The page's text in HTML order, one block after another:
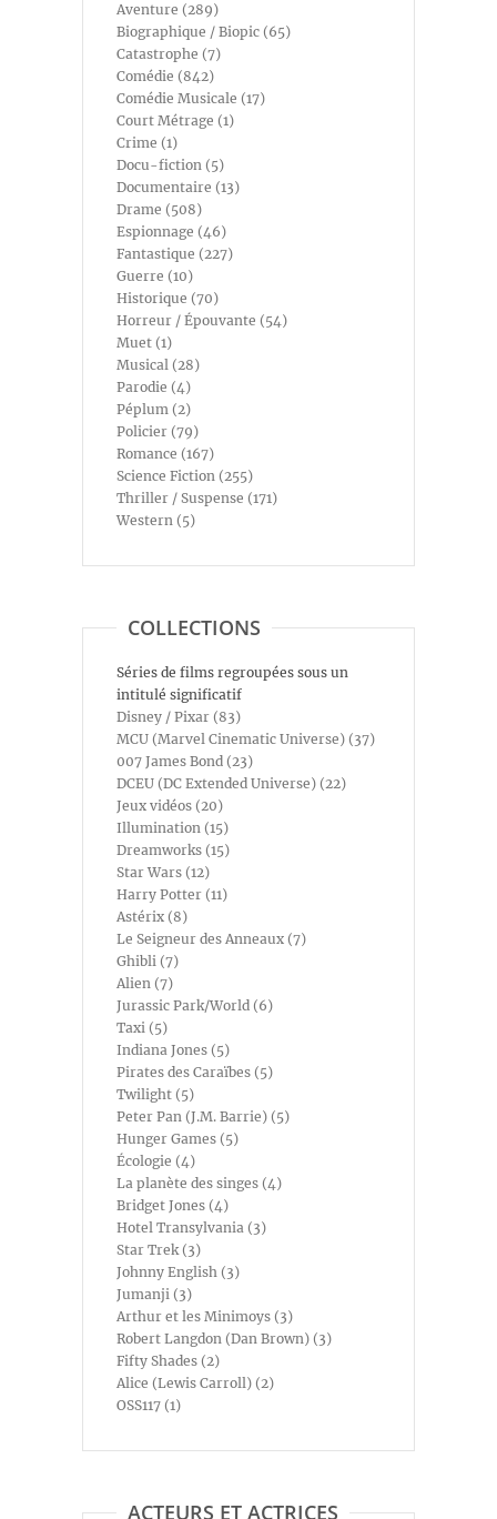
Aventure (289)
Biographique / Biopic (65)
Catastrophe (7)
Comédie (842)
Comédie Musicale (17)
Court Métrage (1)
Crime (1)
Docu-fiction (5)
Documentaire (13)
Drame (508)
Espionnage (46)
Fantastique (227)
Guerre (10)
Historique (70)
Horreur / Épouvante (54)
Muet (1)
Musical (28)
Parodie (4)
Péplum (2)
Policier (79)
Romance (167)
Science Fiction (255)
Thriller / Suspense (171)
Western (5)
COLLECTIONS
Séries de films regroupées sous un
intitulé significatif
Disney / Pixar (83)
MCU (Marvel Cinematic Universe) (37)
007 James Bond (23)
DCEU (DC Extended Universe) (22)
Jeux vidéos (20)
Illumination (15)
Dreamworks (15)
Star Wars (12)
Harry Potter (11)
Astérix (8)
Le Seigneur des Anneaux (7)
Ghibli (7)
Alien (7)
Jurassic Park/World (6)
Taxi (5)
Indiana Jones (5)
Pirates des Caraïbes (5)
Twilight (5)
Peter Pan (J.M. Barrie) (5)
Hunger Games (5)
Écologie (4)
La planète des singes (4)
Bridget Jones (4)
Hotel Transylvania (3)
Star Trek (3)
Johnny English (3)
Jumanji (3)
Arthur et les Minimoys (3)
Robert Langdon (Dan Brown) (3)
Fifty Shades (2)
Alice (Lewis Carroll) (2)
OSS117 (1)
ACTEURS ET ACTRICES